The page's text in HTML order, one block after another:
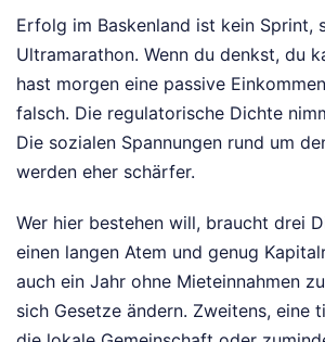
Erfolg im Baskenland ist kein Sprint,
Ultramarathon. Wenn du denkst, du
hast morgen eine passive
falsch. Die regulatorische Dichte
Die sozialen Spannungen rund um
werden eher schärfer.
Wer hier bestehen will, braucht drei
einen langen Atem und genug
auch ein Jahr ohne Mieteinnahmen
sich Gesetze ändern. Zweitens, eine